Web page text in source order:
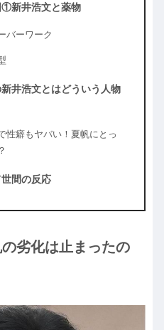
①新井浩文と薬物
バーワーク
井浩文とはどういう人物
性癖もヤバい！夏帆にとっ
間の反応
劣化は止まったの